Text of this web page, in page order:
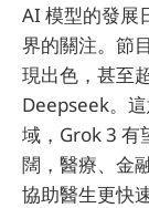
AI 模型的發展
界的關注。節
現出色，甚至
Deepseek。
域，Grok 3 有
闊，醫療、金
協助醫生更快